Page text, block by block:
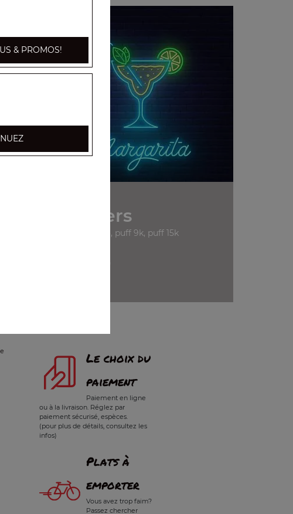
Divers
cigarettes marlboro, puff 9k, puff 15k
Le choix du
paiement
Paiement en ligne
ou à la livraison. Réglez par
paiement sécurisé, espèces.
(pour plus de détails, consultez les
infos)
Plats à
emporter
Vous avez trop faim?
Passez chercher
& PROMOS!